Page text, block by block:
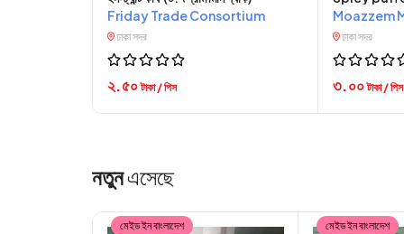
Friday Trade Consortium
ঢাকা সদর
২.৫০টাকা / পিস
Moazzem
ঢাকা সদর
৩.০০টাকা / পিস
নতুনএসেছে
মেইড ইন বাংলাদেশ মেইড ইন বাংলাদেশ